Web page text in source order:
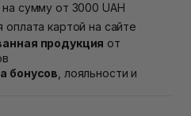
4
Академика Подстригача,
Франко 36)
на сумму от 3000 UAH
оплата картой на сайте
продукция от
бонусов , лояльности и